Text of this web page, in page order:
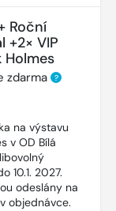
Roční
+2× VIP
zdarma ?
na výstavu
v OD Bílá
10.1. 2027.
odeslány na
objednávce.